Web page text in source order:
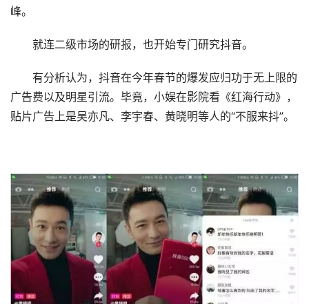
峰。
就连二级市场的研报，也开始专门研究抖音。
有分析认为，抖音在今年春节的爆发应归功于无上限的
广告费以及明星引流。毕竟，小娱在影院看《红海行动》，
贴片广告上是吴亦凡、李宇春、黄晓明等人的“不服来抖”。